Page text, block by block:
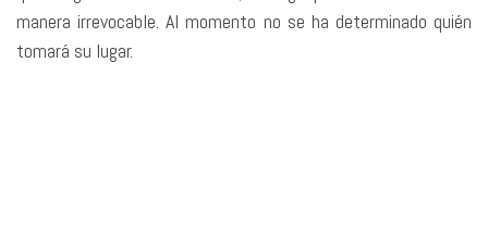
manera irrevocable. Al momento no se ha determinado quién
tomará su lugar.